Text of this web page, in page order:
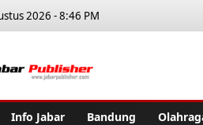
2026 - 8:46 PM
Info Jabar Bandung